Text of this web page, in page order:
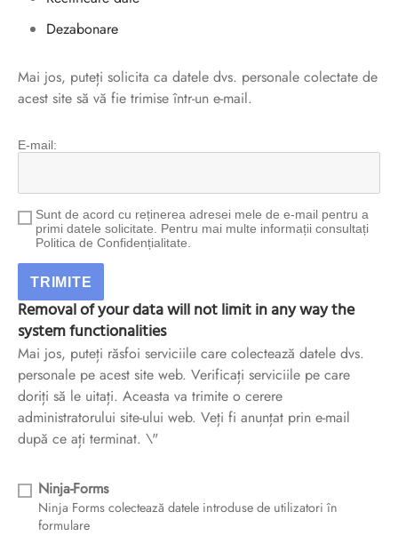
Dezabonare
Mai jos, puteți solicita ca datele dvs. personale colectate de
acest site să vă fie trimise într-un e-mail.
E-mail:
Sunt de acord cu reținerea adresei mele de e-mail pentru a
primi datele solicitate. Pentru mai multe informații consultați
Politica de Confidențialitate.
Removal of your data will not limit in any way the
system functionalities
Mai jos, puteți răsfoi serviciile care colectează datele dvs.
personale pe acest site web. Verificați serviciile pe care
doriți să le uitați. Aceasta va trimite o cerere
administratorului site-ului web. Veți fi anunțat prin e-mail
după ce ați terminat. \"
Ninja-Forms
Ninja Forms colectează datele introduse de utilizatori în
formulare
de blana
blanuri (Fur SPA)